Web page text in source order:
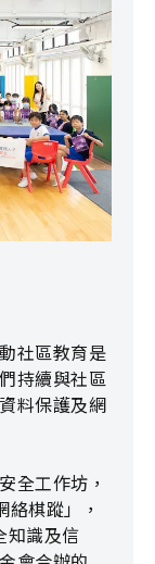
社區教育是
持續與社區
料保護及網
全工作坊，
棋蹤」，
知識及信